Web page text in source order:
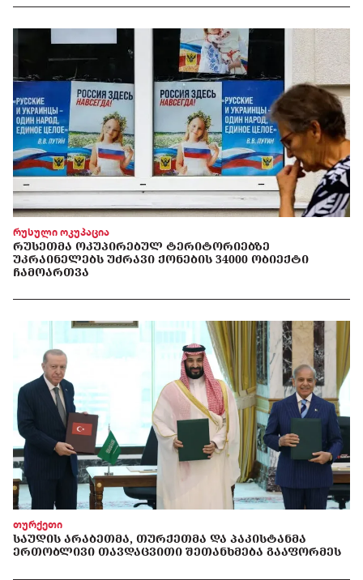
რუსული ოკუპაცია
ᲠᲣᲡᲔᲗᲛᲐ ᲝᲙᲣᲞᲘᲠᲔᲑᲣᲚ ᲢᲔᲠᲘᲢᲝᲠᲘᲔᲑᲖᲔ
ᲣᲙᲠᲐᲘᲜᲔᲚᲔᲑᲡ ᲣᲫᲠᲐᲕᲘ ᲥᲝᲜᲔᲑᲘᲡ 34000 ᲝᲑᲘᲔᲥᲢᲘ
ᲩᲐᲛᲝᲐᲠᲗᲕᲐ
თურქეთი
ᲡᲐᲣᲓᲘᲡ ᲐᲠᲐᲑᲔᲗᲛᲐ, ᲗᲣᲠᲥᲔᲗᲛᲐ ᲓᲐ ᲞᲐᲙᲘᲡᲢᲐᲜᲛᲐ
ᲔᲠᲗᲝᲑᲚᲘᲕᲘ ᲗᲐᲕᲓᲐᲪᲕᲘᲗᲘ ᲨᲔᲗᲐᲜᲮᲛᲔᲑᲐ ᲒᲐᲐᲤᲝᲠᲛᲔᲡ